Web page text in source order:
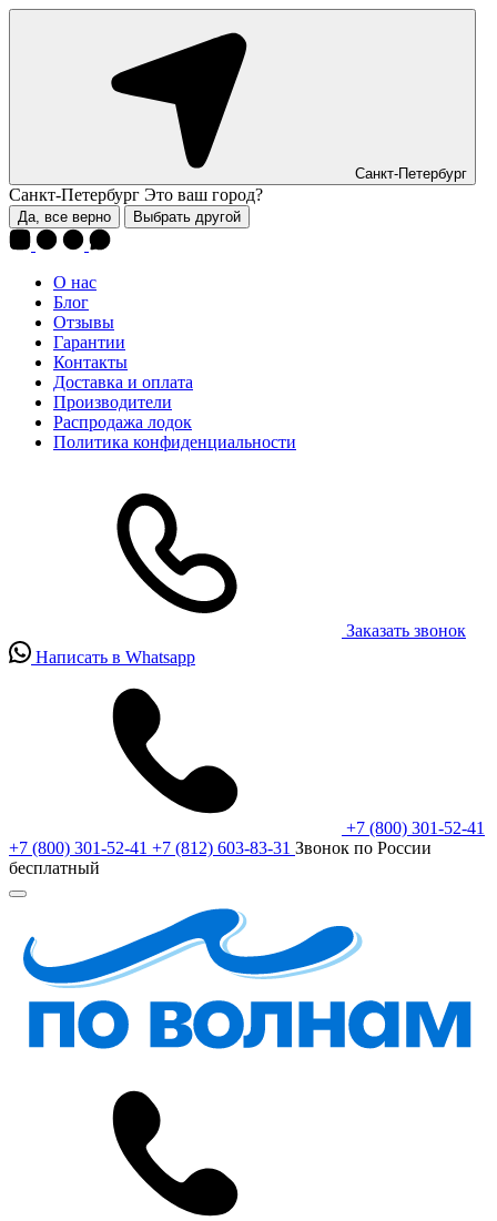
Санкт-Петербург
Санкт-Петербург Это ваш город?
Да, все верно Выбрать другой
О нас
Блог
Отзывы
Гарантии
Контакты
Доставка и оплата
Производители
Распродажа лодок
Политика конфиденциальности
Заказать звонок
Написать в Whatsapp
+7 (800) 301-52-41
+7 (800) 301-52-41 +7 (812) 603-83-31 Звонок по России
бесплатный